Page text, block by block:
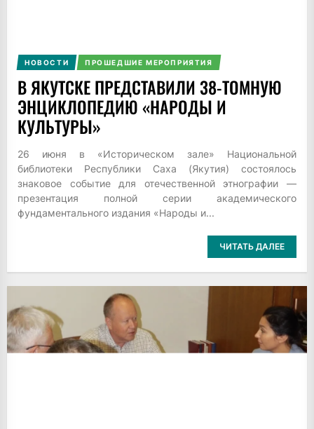
НОВОСТИ ПРОШЕДШИЕ МЕРОПРИЯТИЯ
В ЯКУТСКЕ ПРЕДСТАВИЛИ 38-ТОМНУЮ
ЭНЦИКЛОПЕДИЮ «НАРОДЫ И
КУЛЬТУРЫ»
26 июня в «Историческом зале» Национальной
библиотеки Республики Саха (Якутия) состоялось
знаковое событие для отечественной этнографии —
презентация полной серии академического
фундаментального издания «Народы и...
ЧИТАТЬ ДАЛЕЕ